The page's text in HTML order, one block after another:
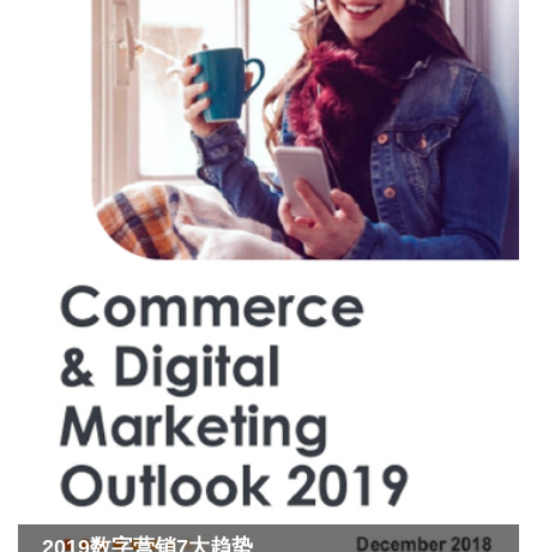
2019数字营销7大趋势